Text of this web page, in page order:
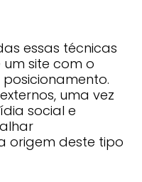
essas técnicas
site com o
uma vez
social e
origem deste tipo